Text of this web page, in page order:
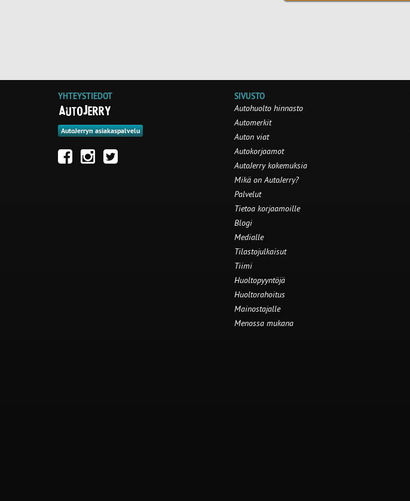
YHTEYSTIEDOT
AutoJerryn asiakaspalvelu
SIVUSTO
Autohuolto hinnasto
Automerkit
Auton viat
Autokorjaamot
AutoJerry kokemuksia
Mikä on AutoJerry?
Palvelut
Tietoa korjaamoille
Blogi
Medialle
Tilastojulkaisut
Tiimi
Huoltopyyntöjä
Huoltorahoitus
Mainostajalle
Menossa mukana